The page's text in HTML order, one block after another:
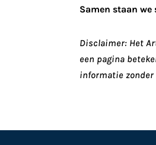
Samen staan we
Disclaimer: Het
een pagina
informatie